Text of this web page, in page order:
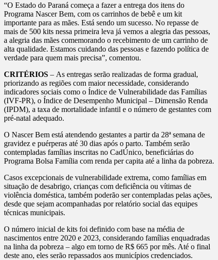
“O Estado do Paraná começa a fazer a entrega dos itens do
Programa Nascer Bem, com os carrinhos de bebê e um kit
importante para as mães. Está sendo um sucesso. No repasse de
mais de 500 kits nessa primeira leva já vemos a alegria das pessoas,
a alegria das mães comemorando o recebimento de um carrinho de
alta qualidade. Estamos cuidando das pessoas e fazendo política de
verdade para quem mais precisa”, comentou.
CRITÉRIOS – As entregas serão realizadas de forma gradual,
priorizando as regiões com maior necessidade, considerando
indicadores sociais como o Índice de Vulnerabilidade das Famílias
(IVF-PR), o Índice de Desempenho Municipal – Dimensão Renda
(IPDM), a taxa de mortalidade infantil e o número de gestantes com
pré-natal adequado.
O Nascer Bem está atendendo gestantes a partir da 28ª semana de
gravidez e puérperas até 30 dias após o parto. Também serão
contempladas famílias inscritas no CadÚnico, beneficiárias do
Programa Bolsa Família com renda per capita até a linha da pobreza.
Casos excepcionais de vulnerabilidade extrema, como famílias em
situação de desabrigo, crianças com deficiência ou vítimas de
violência doméstica, também poderão ser contempladas pelas ações,
desde que sejam acompanhadas por relatório social das equipes
técnicas municipais.
O número inicial de kits foi definido com base na média de
nascimentos entre 2020 e 2023, considerando famílias enquadradas
na linha da pobreza – algo em torno de R$ 665 por mês. Até o final
deste ano, eles serão repassados aos municípios credenciados.